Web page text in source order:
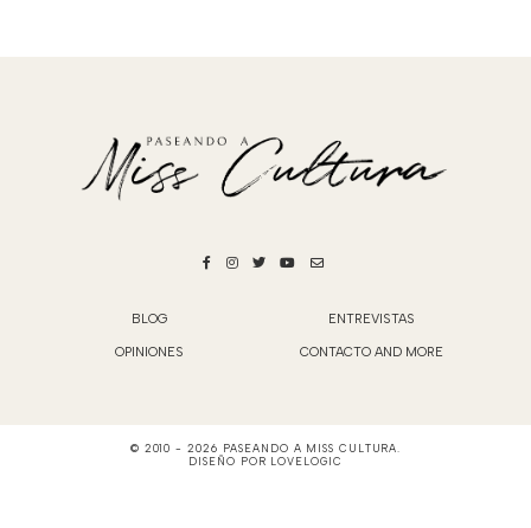
BLOG ENTREVISTAS
OPINIONES CONTACTO AND MORE
© 2010 - 2026 PASEANDO A MISS CULTURA
DISEÑO POR LOVELOGIC